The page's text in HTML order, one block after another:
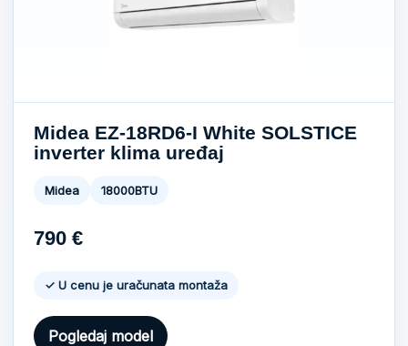
Midea EZ-18RD6-I White SOLSTICE
inverter klima uređaj
Midea 18000BTU
790 €
✓ U cenu je uračunata montaža
Pogledaj model